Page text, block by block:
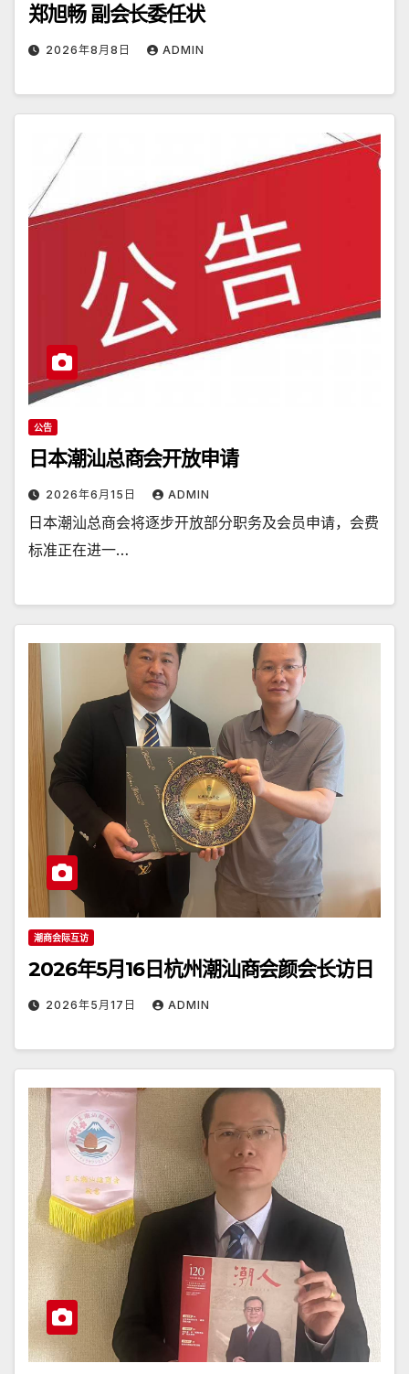
郑旭畅 副会长委任状
2026年8月8日 ADMIN
公告
日本潮汕总商会开放申请
2026年6月15日 ADMIN
日本潮汕总商会将逐步开放部分职务及会员申请，会费
标准正在进一…
潮商会际互访
2026年5月16日杭州潮汕商会颜会长访日
2026年5月17日 ADMIN